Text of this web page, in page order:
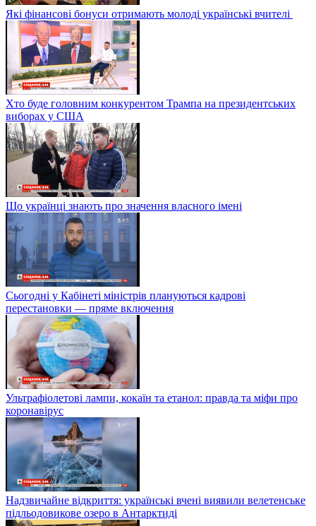
Які фінансові бонуси отримають молоді українські вчителі
Хто буде головним конкурентом Трампа на президентських
виборах у США
Що українці знають про значення власного імені
Сьогодні у Кабінеті міністрів плануються кадрові
перестановки — пряме включення
Ультрафіолетові лампи, кокаїн та етанол: правда та міфи про
коронавірус
Надзвичайне відкриття: українські вчені виявили велетенське
підльодовикове озеро в Антарктиді